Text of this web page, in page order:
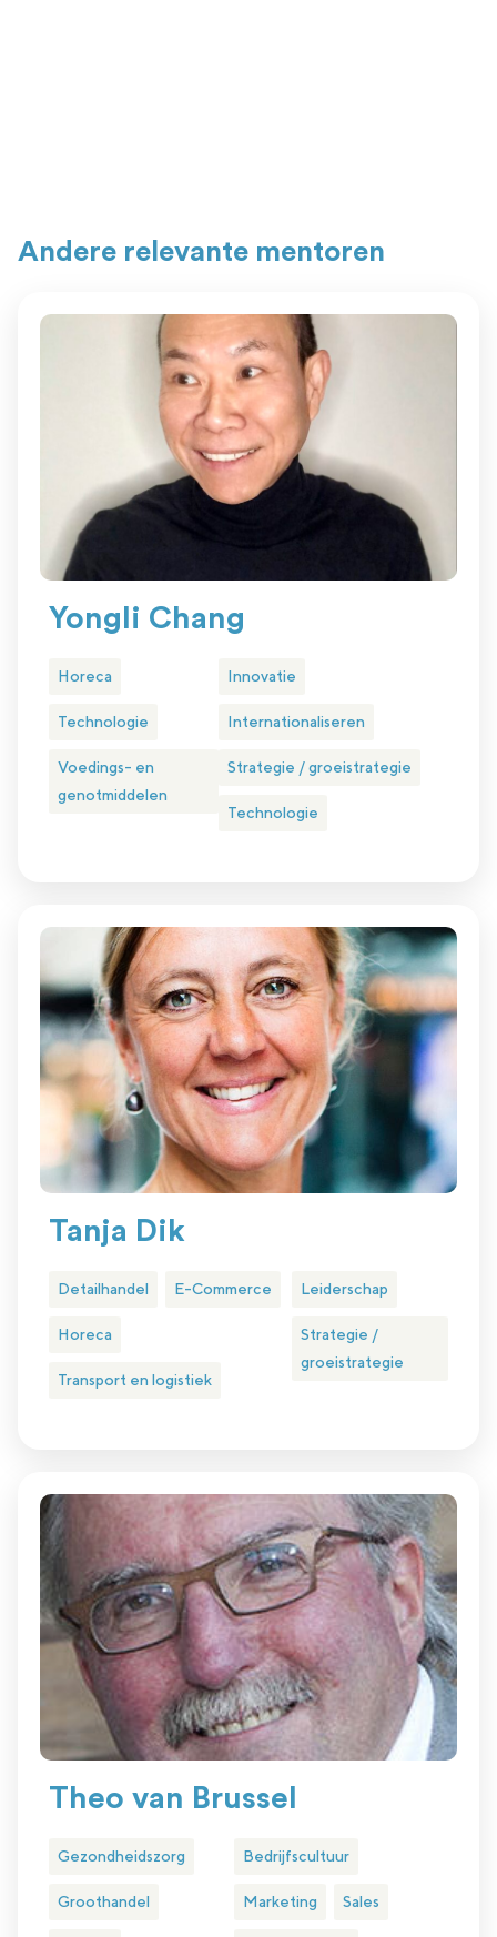
Andere relevante mentoren
Yongli Chang
Horeca
Technologie
Voedings- en
genotmiddelen
Innovatie
Internationaliseren
Strategie / groeistrategie
Technologie
Tanja Dik
Detailhandel E-Commerce
Horeca
Transport en logistiek
Leiderschap
Strategie /
groeistrategie
Theo van Brussel
Gezondheidszorg
Groothandel
Bedrijfscultuur
Marketing Sales